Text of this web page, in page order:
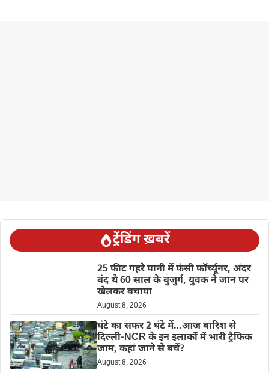
ट्रेंडिंग ख़बरें
25 फीट गहरे पानी में फंसी फॉर्च्यूनर, अंदर
बंद थे 60 साल के बुजुर्ग, युवक ने जान पर
खेलकर बचाया
August 8, 2026
घंटे का सफर 2 घंटे में…आज बारिश से
दिल्ली-NCR के इन इलाकों में भारी ट्रैफिक
जाम, कहां जाने से बचें?
August 8, 2026